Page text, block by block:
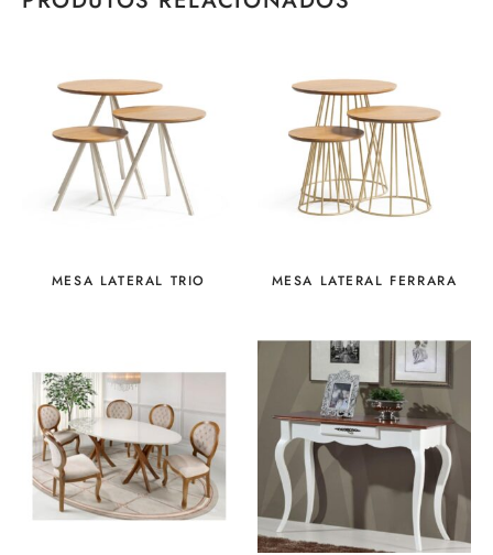
MESA LATERAL TRIO MESA LATERAL FERRARA